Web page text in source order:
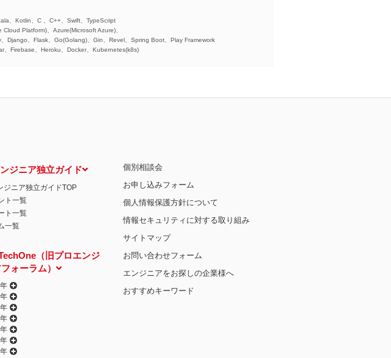
、Kotlin、C 、C++、Swift、TypeScript
Platform)、Azure(Microsoft Azure)、
Django、Flask、Go(Golang)、Gin、Revel、Spring Boot、Play Framework
Firebase、Heroku、Docker、Kubernetes(k8s)
ジニア独立ガイド
ジニア独立ガイドTOP
ト一覧
ト一覧
一覧
（旧プロエンジ
ォーラム）
個別相談会
お申し込みフォーム
個人情報保護方針について
情報セキュリティに対する取り組み
サイトマップ
お問い合わせフォーム
エンジニアをお探しの企業様へ
おすすめキーワード